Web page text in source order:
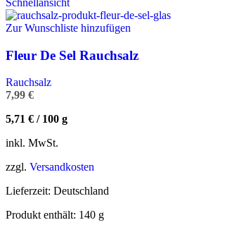
Zur Wunschliste hinzufügen
Fleur De Sel Rauchsalz
Rauchsalz
7,99 €
5,71 € / 100 g
inkl. MwSt.
zzgl. Versandkosten
Lieferzeit: Deutschland
Produkt enthält: 140 g